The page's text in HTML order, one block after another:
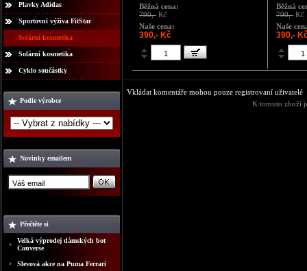
Plavky Adidas
Sportovní výživa FitStar
Solární kosmetika
Solární kosmetika
Cyklo součástky
Podle výrobce
Novinky emailem
Přečtěte si
Velká výprodej dámských bot
Converse
Slevová akce na Puma Ferrari
Běžná cena:
790,- Kč
Naše cena:
390,- Kč
Běžná
790,- Kč
Naše
390,-
Vkládat komentáře mohou pouze registrovaní uživatelé
K tomuto zboží